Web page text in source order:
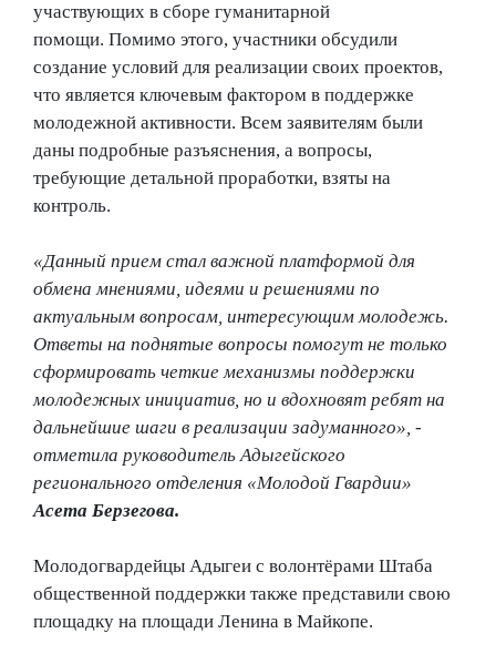
участвующих в сборе гуманитарной
помощи. Помимо этого, участники обсудили
создание условий для реализации своих проектов,
что является ключевым фактором в поддержке
молодежной активности. Всем заявителям были
даны подробные разъяснения, а вопросы,
требующие детальной проработки, взяты на
контроль.
«Данный прием стал важной платформой для
обмена мнениями, идеями и решениями по
актуальным вопросам, интересующим молодежь.
Ответы на поднятые вопросы помогут не только
сформировать четкие механизмы поддержки
молодежных инициатив, но и вдохновят ребят на
дальнейшие шаги в реализации задуманного», -
отметила руководитель Адыгейского
регионального отделения «Молодой Гвардии»
Асета Берзегова.
Молодогвардейцы Адыгеи с волонтёрами Штаба
общественной поддержки также представили свою
площадку на площади Ленина в Майкопе.